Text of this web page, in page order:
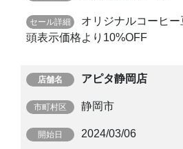
オリジナルコーヒ
頭表示価格より10%OFF
アピタ静岡店
静岡市
2024/03/06